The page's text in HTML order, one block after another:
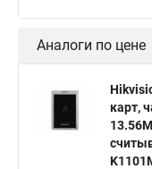
Аналоги по цене
карт,